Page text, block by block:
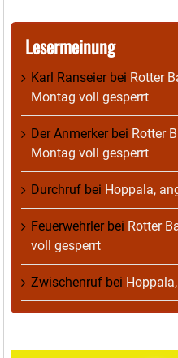
Lesermeinung
Karl Ranseierbei Rotter
Montag voll gesperrt
Der Anmerkerbei Rotter
Montag voll gesperrt
Durchruf bei Hoppala,
Feuerwehrlerbei Rotter
voll gesperrt
Zwischenruf bei